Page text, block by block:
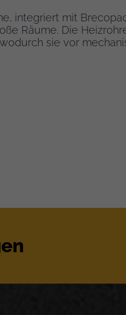
integriert mit
Räume. Die
sie vor